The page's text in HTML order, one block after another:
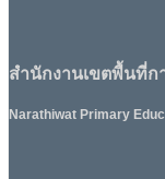
สำนักงานเขตพื้นที่ก
Narathiwat Primary